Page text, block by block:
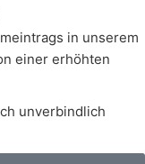
in unserem
einer erhöhten
unverbindlich